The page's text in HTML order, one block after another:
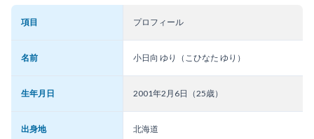
項目 プロフィール
名前 小日向 ゆり（こひなた ゆり）
生年月日 2001年2月6日（25歳）
出身地 北海道